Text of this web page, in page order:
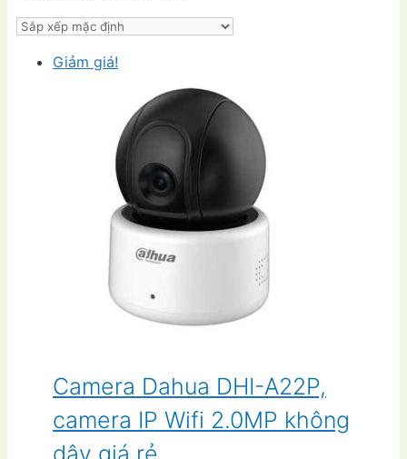
Giảm giá!
Camera Dahua DHI-A22P,
camera IP Wifi 2.0MP không
dây giá rẻ